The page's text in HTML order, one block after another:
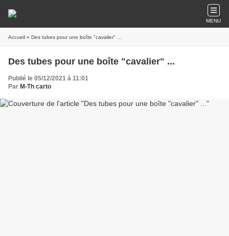
MENU
Accueil » Des tubes pour une boîte "cavalier" ...
Des tubes pour une boîte "cavalier" ...
Publié le 05/12/2021 à 11:01
Par M-Th carto